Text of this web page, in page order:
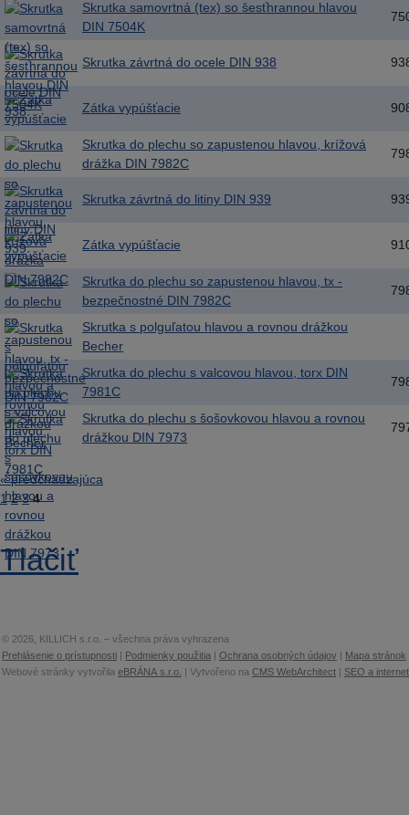
Skrutka samovrtná (tex) so šesťhrannou hlavou
DIN 7504K
Skrutka závrtná do ocele DIN 938
Zátka vypúšťacie
Skrutka do plechu so zapustenou hlavou, krížová
drážka DIN 7982C
Skrutka závrtná do litiny DIN 939
Zátka vypúšťacie
Skrutka do plechu so zapustenou hlavou, tx -
bezpečnostné DIN 7982C
Skrutka s polguľatou hlavou a rovnou drážkou
Becher
Skrutka do plechu s valcovou hlavou, torx DIN
7981C
Skrutka do plechu s šošovkovou hlavou a rovnou
drážkou DIN 7973
« predchádzajúca
1 2 3 4
Tlačiť
© 2026, KILLICH s.r.o. – všechna práva vyhrazena
Prehlásenie o prístupnosti | Podmienky použitia | Ochrana osobných údajov | Mapa stránok
Webové stránky vytvořila eBRÁNA s.r.o. | Vytvořeno na CMS WebArchitect | SEO a